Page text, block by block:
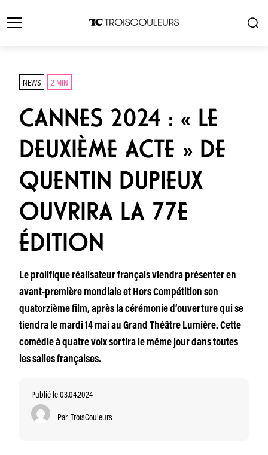
NEWS 2 MIN
CANNES 2024 : « LE
DEUXIÈME ACTE » DE
QUENTIN DUPIEUX
OUVRIRA LA 77E
ÉDITION
Le prolifique réalisateur français viendra présenter en
avant-première mondiale et Hors Compétition son
quatorzième film, après la cérémonie d’ouverture qui se
tiendra le mardi 14 mai au Grand Théâtre Lumière. Cette
comédie à quatre voix sortira le même jour dans toutes
les salles françaises.
Publié le 03.04.2024
Par TroisCouleurs